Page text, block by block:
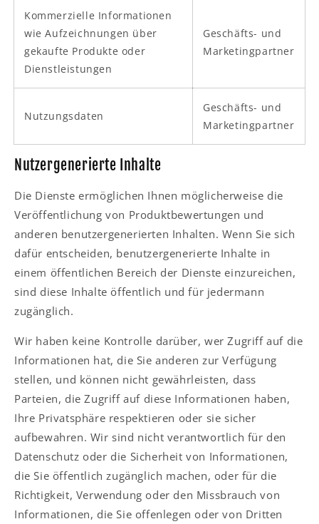
Kommerzielle Informationen
wie Aufzeichnungen über
gekaufte Produkte oder
Dienstleistungen
Geschäfts- und
Marketingpartner
Nutzungsdaten
Geschäfts- und
Marketingpartner
Nutzergenerierte Inhalte
Die Dienste ermöglichen Ihnen möglicherweise die
Veröffentlichung von Produktbewertungen und
anderen benutzergenerierten Inhalten. Wenn Sie sich
dafür entscheiden, benutzergenerierte Inhalte in
einem öffentlichen Bereich der Dienste einzureichen,
sind diese Inhalte öffentlich und für jedermann
zugänglich.
Wir haben keine Kontrolle darüber, wer Zugriff auf die
Informationen hat, die Sie anderen zur Verfügung
stellen, und können nicht gewährleisten, dass
Parteien, die Zugriff auf diese Informationen haben,
Ihre Privatsphäre respektieren oder sie sicher
aufbewahren. Wir sind nicht verantwortlich für den
Datenschutz oder die Sicherheit von Informationen,
die Sie öffentlich zugänglich machen, oder für die
Richtigkeit, Verwendung oder den Missbrauch von
Informationen, die Sie offenlegen oder von Dritten